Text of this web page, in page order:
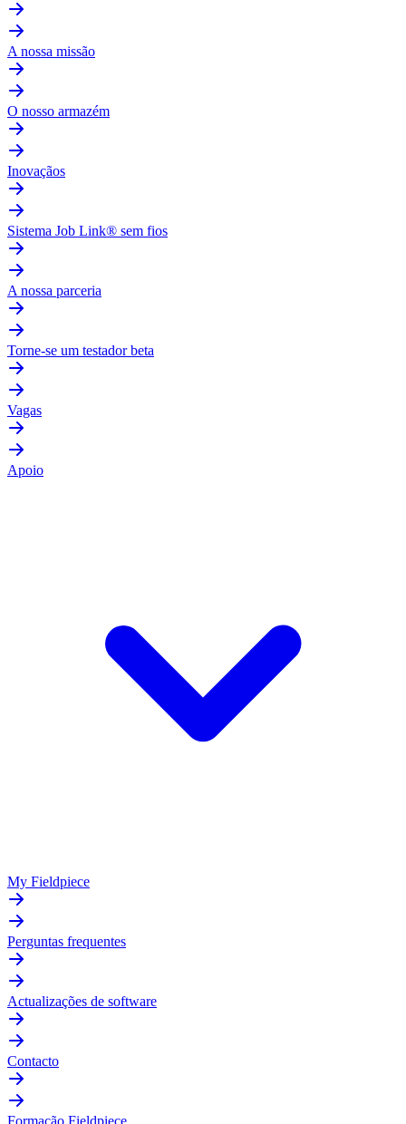
A nossa missão
O nosso armazém
Inovaçãos
Sistema Job Link® sem fios
A nossa parceria
Torne-se um testador beta
Vagas
Apoio
My Fieldpiece
Perguntas frequentes
Actualizações de software
Contacto
Formação Fieldpiece